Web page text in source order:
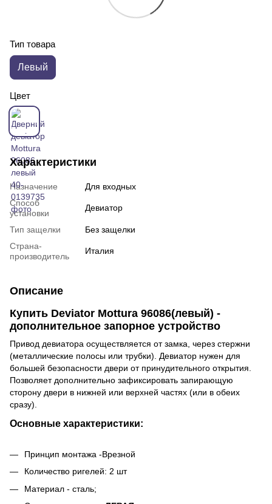
Тип товара
Левый
Цвет
Характеристики
Назначение
Для входных
Способ
установки
Девиатор
Тип защелки
Без защелки
Страна-
производитель
Италия
Описание
Купить Deviator Mottura 96086(левый) -
дополнительное запорное устройство
Привод девиатора осуществляется от замка, через стержни
(металлические полосы или трубки). Девиатор нужен для
большей безопасности двери от принудительного открытия.
Позволяет дополнительно зафиксировать запирающую
сторону двери в нижней или верхней частях (или в обеих
сразу).
Основные характеристики:
Принцип монтажа -Врезной
Количество ригелей: 2 шт
Материал - сталь;